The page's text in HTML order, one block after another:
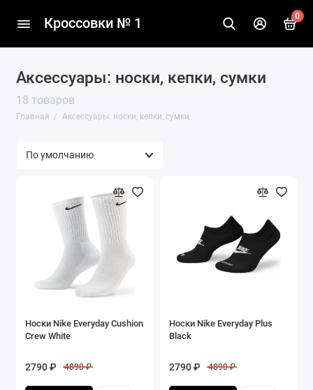
Кроссовки № 1 0
Аксессуары: носки, кепки, сумки
18 товаров
Главная Аксессуары: носки, кепки, сумки
Носки Nike Everyday Cushion
Crew White
2790 ₽ 4890 ₽
Носки Nike Everyday Plus
Black
2790 ₽ 4890 ₽